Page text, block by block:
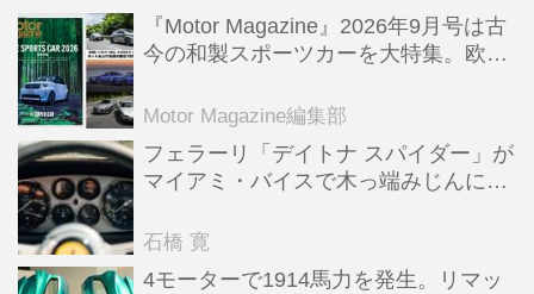
『Motor Magazine』2026年9月号は古
今の和製スポーツカーを大特集。欧州
Motor Magazine編集部
フェラーリ「デイトナ スパイダー」が
マイアミ・バイスで木っ端みじんにな
石橋 寛
4モーターで1914馬力を発生。リマッ